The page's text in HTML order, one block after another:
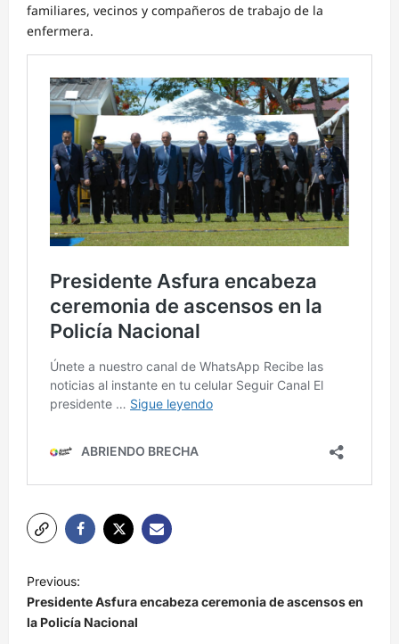
familiares, vecinos y compañeros de trabajo de la
enfermera.
N
a
v
Previous:
Presidente Asfura encabeza ceremonia de ascensos en
la Policía Nacional